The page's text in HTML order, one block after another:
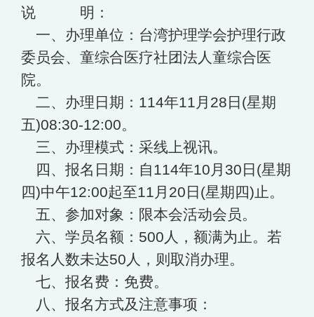
说 明：
一、办理单位：台湾护理学会护理行政
委员会、童综合医疗社团法人童综合医
院。
二、办理日期：114年11月28日(星期
五)08:30-12:00。
三、办理模式：采线上视讯。
四、报名日期：自114年10月30日(星期
四)中午12:00起至11月20日(星期四)止。
五、参加对象：限本会活动会员。
六、学员名额：500人，额满为止。若
报名人数未达50人，则取消办理。
七、报名费：免费。
八、报名方式及注意事项：